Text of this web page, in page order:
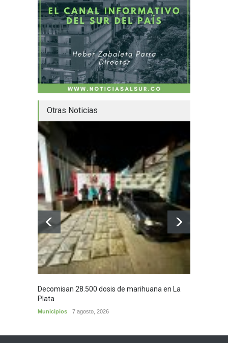
Otras Noticias
Decomisan 28.500 dosis de marihuana en La
Plata
Municipios 7 agosto, 2026